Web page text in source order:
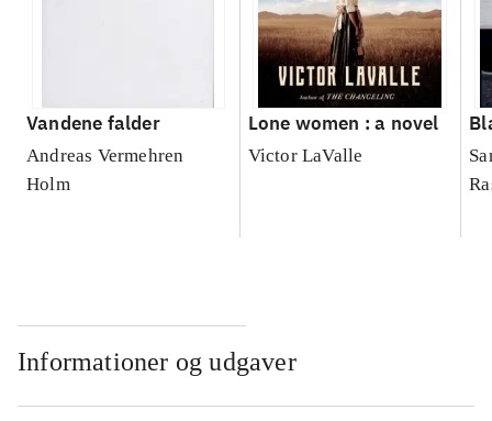
Vandene falder
Andreas Vermehren
Holm
Lone women : a novel
Victor LaValle
Informationer og udgaver